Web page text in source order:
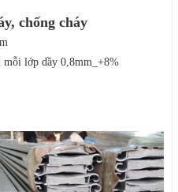
chống cháy
mỗi lớp dầy 0,8mm_+8%